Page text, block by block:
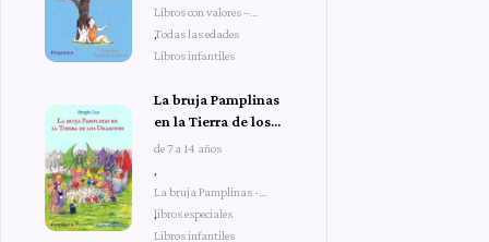
Libros con valores –
Todas las edades
,
Libros infantiles
La bruja Pamplinas
en la Tierra de los
Dragones
de 7 a 14 años
,
La bruja Pamplinas -
libros especiales
,
Libros infantiles